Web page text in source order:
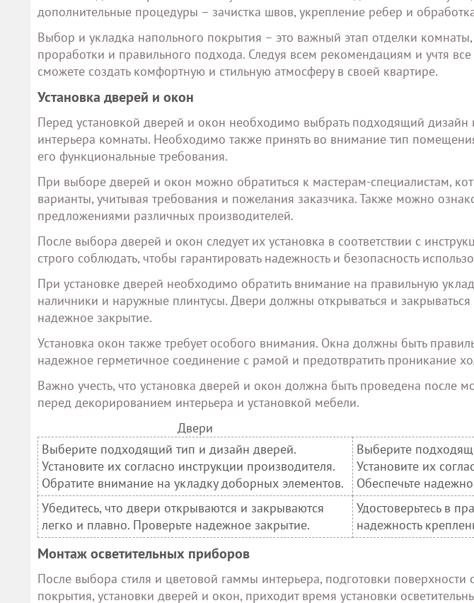
дополнительные процедуры – зачистка швов, укрепление ребер и
Выбор и укладка напольного покрытия – это важный этап отделки
проработки и правильного подхода. Следуя всем рекомендациям и учтя
сможете создать комфортную и стильную атмосферу в своей квартире.
Установка дверей и окон
Перед установкой дверей и окон необходимо выбрать подходящий дизайн
интерьера комнаты. Необходимо также принять во внимание тип
его функциональные требования.
При выборе дверей и окон можно обратиться к мастерам-специалистам,
варианты, учитывая требования и пожелания заказчика. Также можно
предложениями различных производителей.
После выбора дверей и окон следует их установка в соответствии с
строго соблюдать, чтобы гарантировать надежность и безопасность
При установке дверей необходимо обратить внимание на правильную
наличники и наружные плинтусы. Двери должны открываться и закрываться
надежное закрытие.
Установка окон также требует особого внимания. Окна должны быть
надежное герметичное соединение с рамой и предотвратить проникание
Важно учесть, что установка дверей и окон должна быть проведена после
перед декорированием интерьера и установкой мебели.
Двери
Выберите подходящий тип и дизайн дверей.
Установите их согласно инструкции производителя.
Обратите внимание на укладку доборных элементов.
Выберите
Установите их
Обеспечьте
Убедитесь, что двери открываются и закрываются
легко и плавно. Проверьте надежное закрытие.
Удостоверьтесь в
надежность
Монтаж осветительных приборов
После выбора стиля и цветовой гаммы интерьера, подготовки поверхности
покрытия, установки дверей и окон, приходит время установки